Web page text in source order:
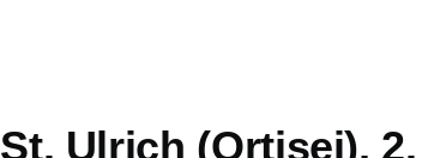
St. Ulrich (Ortisei),